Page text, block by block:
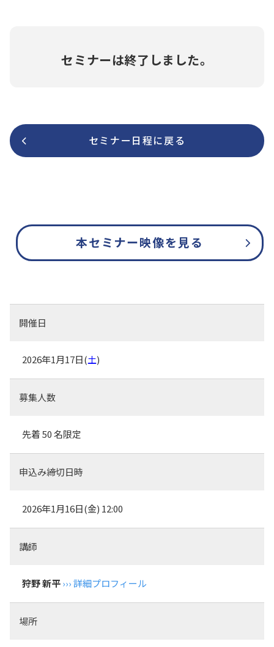
セミナーは終了しました。
セミナー日程に戻る
開催日
2026年1月17日(土)
募集人数
先着 50 名限定
申込み締切日時
2026年1月16日(金) 12:00
本セミナー映像を見る
講師
狩野 新平››› 詳細プロフィール
場所